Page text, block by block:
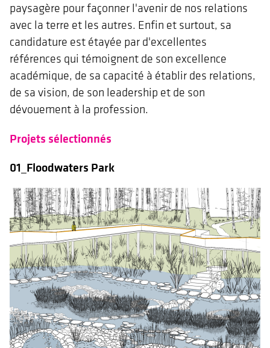
paysagère pour façonner l'avenir de nos relations
avec la terre et les autres. Enfin et surtout, sa
candidature est étayée par d'excellentes
références qui témoignent de son excellence
académique, de sa capacité à établir des relations,
de sa vision, de son leadership et de son
dévouement à la profession.
Projets sélectionnés
01_Floodwaters Park